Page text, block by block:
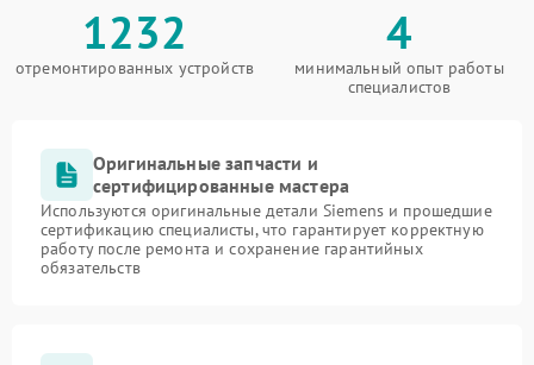
1232
отремонтированных устройств
4
минимальный опыт работы
специалистов
Оригинальные запчасти и
сертифицированные мастера
Используются оригинальные детали Siemens и прошедшие
сертификацию специалисты, что гарантирует корректную
работу после ремонта и сохранение гарантийных
обязательств